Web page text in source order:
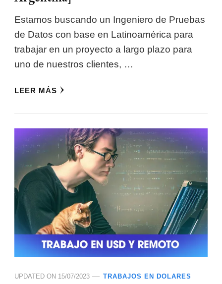
Estamos buscando un Ingeniero de Pruebas
de Datos con base en Latinoamérica para
trabajar en un proyecto a largo plazo para
uno de nuestros clientes, …
LEER MÁS
UPDATED ON 15/07/2023 TRABAJOS EN DOLARES